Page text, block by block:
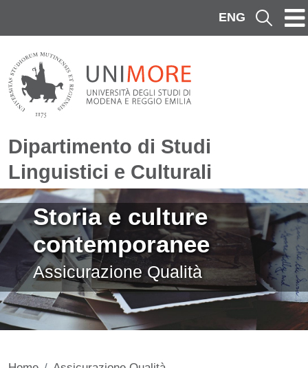
ENG Cerca
Dipartimento di Studi
Linguistici e Culturali
Immagine
Storia e culture
contemporanee
Assicurazione Qualità